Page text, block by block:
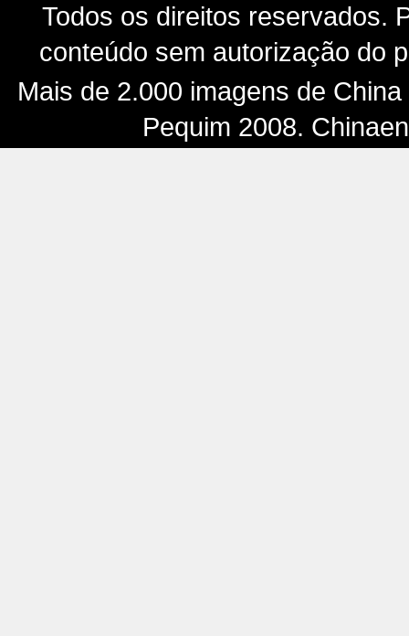
Todos os direitos reservados.
conteúdo sem autorização do
Mais de 2.000 imagens de
Pequim 2008.